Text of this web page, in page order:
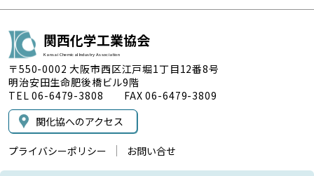
関西化学工業協会
Kansai Chemical Industry Association
〒550-0002 大阪市西区江戸堀1丁目12番8号
明治安田生命肥後橋ビル9階
TEL 06-6479-3808 FAX 06-6479-3809
関化協へのアクセス
プライバシーポリシー お問い合せ